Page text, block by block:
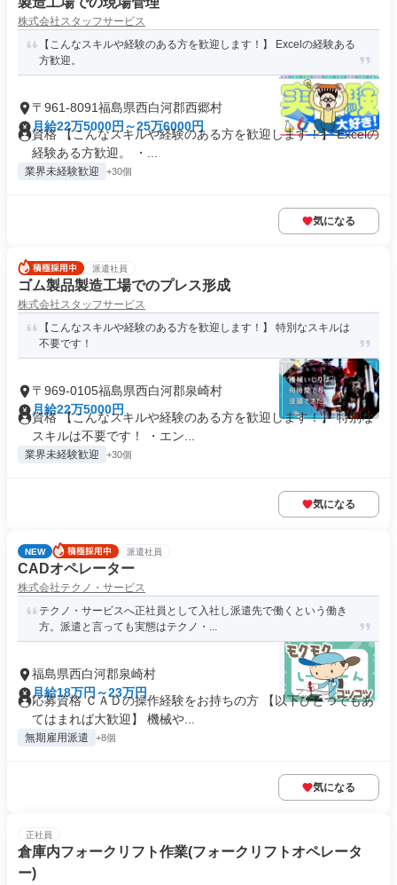
株式会社スタッフサービス
【こんなスキルや経験のある方を歓迎します！】 Excelの経験ある
方歓迎。
〒961-8091福島県西白河郡西郷村
月給22万5000円～25万6000円
資格 【こんなスキルや経験のある方を歓迎します！】 Excelの
経験ある方歓迎。 ・...
業界未経験歓迎 +30個
気になる
派遣社員
ゴム製品製造工場でのプレス形成
株式会社スタッフサービス
【こんなスキルや経験のある方を歓迎します！】 特別なスキルは
不要です！
〒969-0105福島県西白河郡泉崎村
月給22万5000円
資格 【こんなスキルや経験のある方を歓迎します！】 特別な
スキルは不要です！ ・エン...
業界未経験歓迎 +30個
気になる
NEW 派遣社員
CADオペレーター
株式会社テクノ・サービス
テクノ・サービスへ正社員として入社し派遣先で働くという働き
方。派遣と言っても実態はテクノ・...
福島県西白河郡泉崎村
月給18万円～23万円
応募資格 ＣＡＤの操作経験をお持ちの方 【以下ひとつでもあ
てはまれば大歓迎】 機械や...
無期雇用派遣 +8個
気になる
正社員
倉庫内フォークリフト作業(フォークリフトオペレータ
ー)